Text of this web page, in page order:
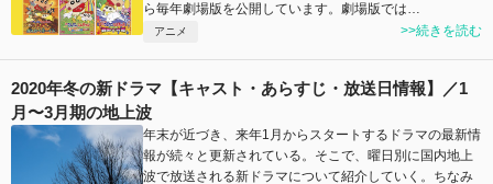
ら毎年劇場版を公開しています。劇場版では…
アニメ >>続きを読む
2020年冬の新ドラマ【キャスト・あらすじ・放送日情報】／1
月〜3月期の地上波
年末が近づき、来年1月からスタートするドラマの最新情
報が続々と更新されている。そこで、曜日別に国内地上
波で放送される新ドラマについて紹介していく。ちなみ